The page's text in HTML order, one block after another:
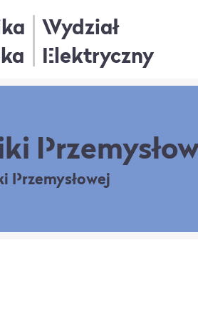
Wydział
Elektryczny
Przemysłowej